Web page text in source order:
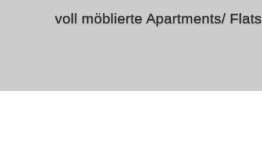
voll möblierte Apartments/ Flats